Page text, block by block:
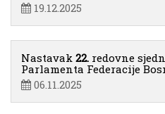
19.12.2025
Nastavak 22. redovne
Parlamenta Federacije
06.11.2025